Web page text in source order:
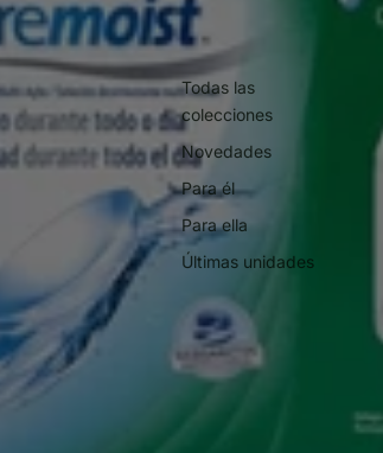
Todas las
colecciones
Novedades
Para él
Para ella
Últimas unidades